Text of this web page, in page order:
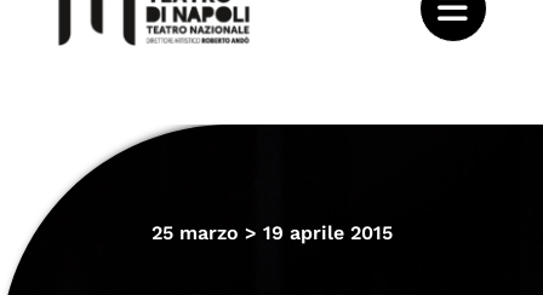
25 marzo > 19 aprile 2015